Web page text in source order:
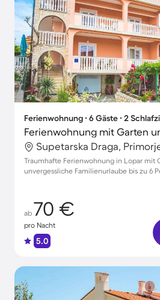
Ferienwohnung ∙ 6 Gäste ∙ 2
Ferienwohnung mit Garten
Supetarska Draga,
Traumhafte Ferienwohnung in Lopar mit
unvergessliche Familienurlaube bis zu 6
ab 70 €
pro Nacht
5.0